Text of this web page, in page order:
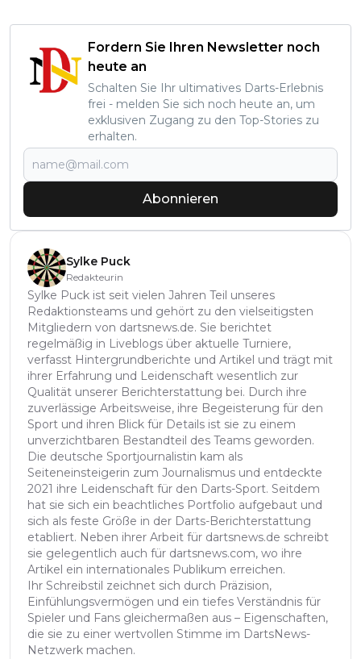
Fordern Sie Ihren Newsletter noch
heute an
Schalten Sie Ihr ultimatives Darts-Erlebnis
frei - melden Sie sich noch heute an, um
exklusiven Zugang zu den Top-Stories zu
erhalten.
Abonnieren
Sylke Puck
Redakteurin
Sylke Puck ist seit vielen Jahren Teil unseres
Redaktionsteams und gehört zu den vielseitigsten
Mitgliedern von dartsnews.de. Sie berichtet
regelmäßig in Liveblogs über aktuelle Turniere,
verfasst Hintergrundberichte und Artikel und trägt mit
ihrer Erfahrung und Leidenschaft wesentlich zur
Qualität unserer Berichterstattung bei. Durch ihre
zuverlässige Arbeitsweise, ihre Begeisterung für den
Sport und ihren Blick für Details ist sie zu einem
unverzichtbaren Bestandteil des Teams geworden.
Die deutsche Sportjournalistin kam als
Seiteneinsteigerin zum Journalismus und entdeckte
2021 ihre Leidenschaft für den Darts-Sport. Seitdem
hat sie sich ein beachtliches Portfolio aufgebaut und
sich als feste Größe in der Darts-Berichterstattung
etabliert. Neben ihrer Arbeit für dartsnews.de schreibt
sie gelegentlich auch für dartsnews.com, wo ihre
Artikel ein internationales Publikum erreichen.
Ihr Schreibstil zeichnet sich durch Präzision,
Einfühlungsvermögen und ein tiefes Verständnis für
Spieler und Fans gleichermaßen aus – Eigenschaften,
die sie zu einer wertvollen Stimme im DartsNews-
Netzwerk machen.